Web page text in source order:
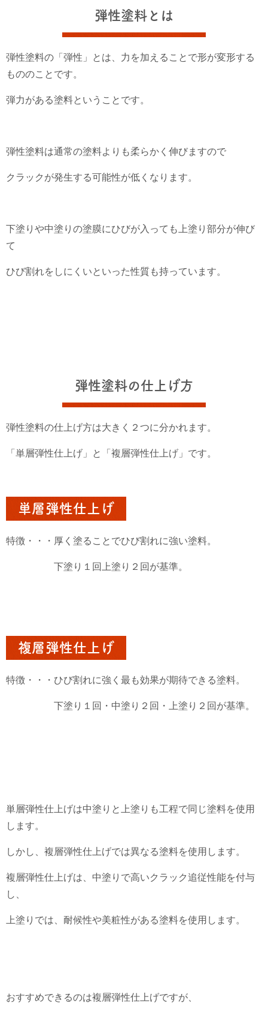
弾性塗料とは
弾性塗料の「弾性」とは、力を加えることで形が変形する
もののことです。
弾力がある塗料ということです。
弾性塗料は通常の塗料よりも柔らかく伸びますので
クラックが発生する可能性が低くなります。
下塗りや中塗りの塗膜にひびが入っても上塗り部分が伸び
て
ひび割れをしにくいといった性質も持っています。
弾性塗料の仕上げ方
弾性塗料の仕上げ方は大きく２つに分かれます。
「単層弾性仕上げ」と「複層弾性仕上げ」です。
単層弾性仕上げ
特徴・・・厚く塗ることでひび割れに強い塗料。
下塗り１回上塗り２回が基準。
複層弾性仕上げ
特徴・・・ひび割れに強く最も効果が期待できる塗料。
下塗り１回・中塗り２回・上塗り２回が基準。
単層弾性仕上げは中塗りと上塗りも工程で同じ塗料を使用
します。
しかし、複層弾性仕上げでは異なる塗料を使用します。
複層弾性仕上げは、中塗りで高いクラック追従性能を付与
し、
上塗りでは、耐候性や美粧性がある塗料を使用します。
おすすめできるのは複層弾性仕上げですが、